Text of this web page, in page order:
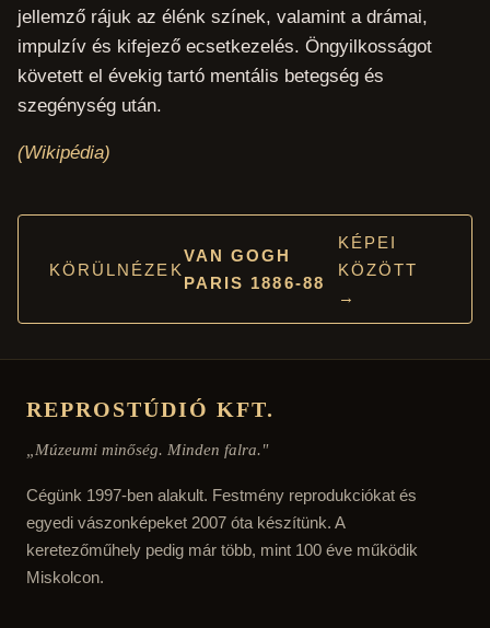
jellemző rájuk az élénk színek, valamint a drámai,
impulzív és kifejező ecsetkezelés. Öngyilkosságot
követett el évekig tartó mentális betegség és
szegénység után.
(Wikipédia)
KÖRÜLNÉZEK
VAN GOGH
PARIS 1886-88
KÉPEI
KÖZÖTT
→
REPROSTÚDIÓ KFT.
„Múzeumi minőség. Minden falra."
Cégünk 1997-ben alakult. Festmény reprodukciókat és
egyedi vászonképeket 2007 óta készítünk. A
keretezőműhely pedig már több, mint 100 éve működik
Miskolcon.